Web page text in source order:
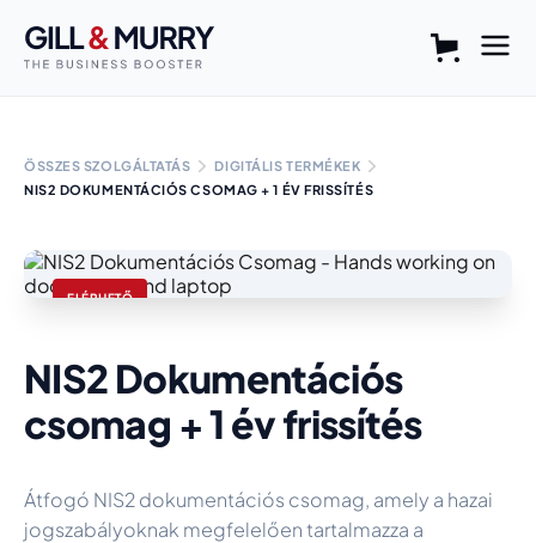
ÖSSZES SZOLGÁLTATÁS
DIGITÁLIS TERMÉKEK
NIS2 DOKUMENTÁCIÓS CSOMAG + 1 ÉV FRISSÍTÉS
ELÉRHETŐ
NIS2 Dokumentációs
csomag + 1 év frissítés
Átfogó NIS2 dokumentációs csomag, amely a hazai
jogszabályoknak megfelelően tartalmazza a